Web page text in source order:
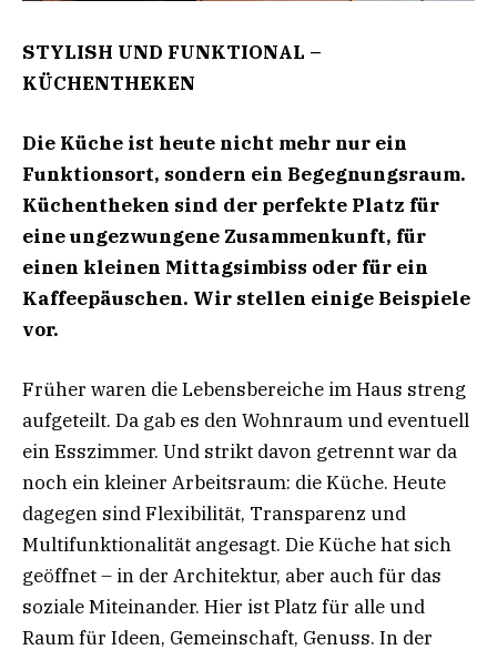
STYLISH UND FUNKTIONAL –
KÜCHENTHEKEN
Die Küche ist heute nicht mehr nur ein
Funktionsort, sondern ein Begegnungsraum.
Küchentheken sind der perfekte Platz für
eine ungezwungene Zusammenkunft, für
einen kleinen Mittagsimbiss oder für ein
Kaffeepäuschen. Wir stellen einige Beispiele
vor.
Früher waren die Lebensbereiche im Haus streng
aufgeteilt. Da gab es den Wohnraum und eventuell
ein Esszimmer. Und strikt davon getrennt war da
noch ein kleiner Arbeitsraum: die Küche. Heute
dagegen sind Flexibilität, Transparenz und
Multifunktionalität angesagt. Die Küche hat sich
geöffnet – in der Architektur, aber auch für das
soziale Miteinander. Hier ist Platz für alle und
Raum für Ideen, Gemeinschaft, Genuss. In der